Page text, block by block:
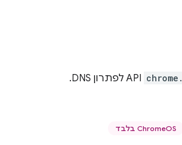
ChromeOS בלבד